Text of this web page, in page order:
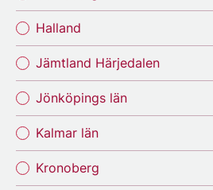
Halland
Jämtland Härjedalen
Jönköpings län
Kalmar län
Kronoberg